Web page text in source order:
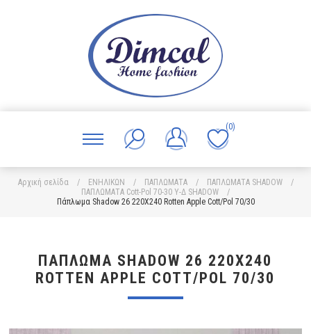
(0)
Αρχική σελίδα / ΕΝΗΛΙΚΩΝ / ΠΑΠΛΩΜΑΤΑ / ΠΑΠΛΩΜΑΤΑ SHADOW
/
ΠΑΠΛΩΜΑΤΑ Cott-Pol 70-30 Υ-Δ SHADOW
/
Πάπλωμα Shadow 26 220X240 Rotten Apple Cott/Pol 70/30
ΠΆΠΛΩΜΑ SHADOW 26 220X240
ROTTEN APPLE COTT/POL 70/30